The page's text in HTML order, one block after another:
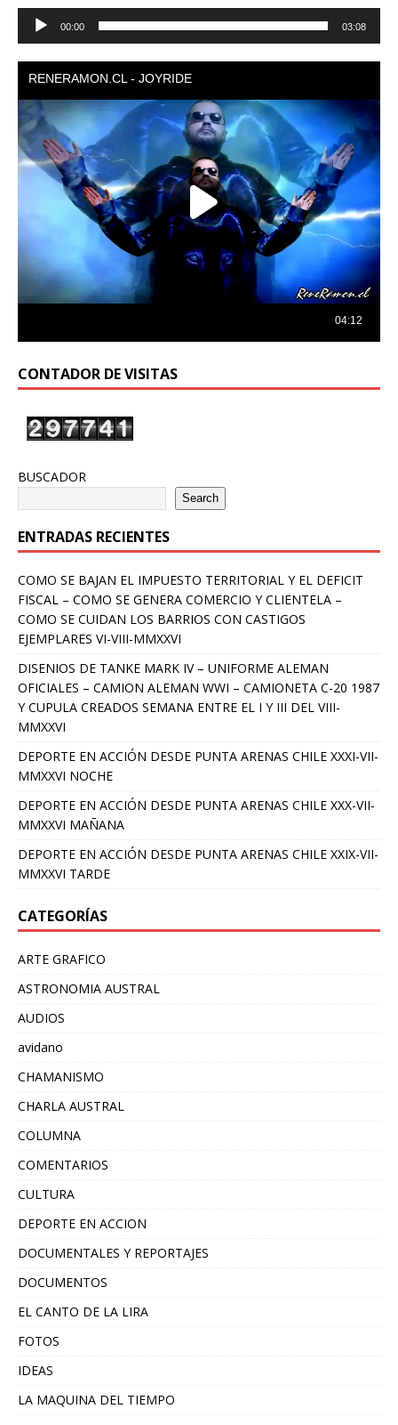
Reproductor
00:00 03:08
CONTADOR DE VISITAS
BUSCADOR
Search
ENTRADAS RECIENTES
COMO SE BAJAN EL IMPUESTO TERRITORIAL Y EL DEFICIT
FISCAL – COMO SE GENERA COMERCIO Y CLIENTELA –
COMO SE CUIDAN LOS BARRIOS CON CASTIGOS
EJEMPLARES VI-VIII-MMXXVI
DISENIOS DE TANKE MARK IV – UNIFORME ALEMAN
OFICIALES – CAMION ALEMAN WWI – CAMIONETA C-20 1987
Y CUPULA CREADOS SEMANA ENTRE EL I Y III DEL VIII-
MMXXVI
DEPORTE EN ACCIÓN DESDE PUNTA ARENAS CHILE XXXI-VII-
MMXXVI NOCHE
DEPORTE EN ACCIÓN DESDE PUNTA ARENAS CHILE XXX-VII-
MMXXVI MAÑANA
DEPORTE EN ACCIÓN DESDE PUNTA ARENAS CHILE XXIX-VII-
MMXXVI TARDE
CATEGORÍAS
ARTE GRAFICO
ASTRONOMIA AUSTRAL
AUDIOS
avidano
CHAMANISMO
CHARLA AUSTRAL
COLUMNA
COMENTARIOS
CULTURA
DEPORTE EN ACCION
DOCUMENTALES Y REPORTAJES
DOCUMENTOS
EL CANTO DE LA LIRA
FOTOS
IDEAS
LA MAQUINA DEL TIEMPO